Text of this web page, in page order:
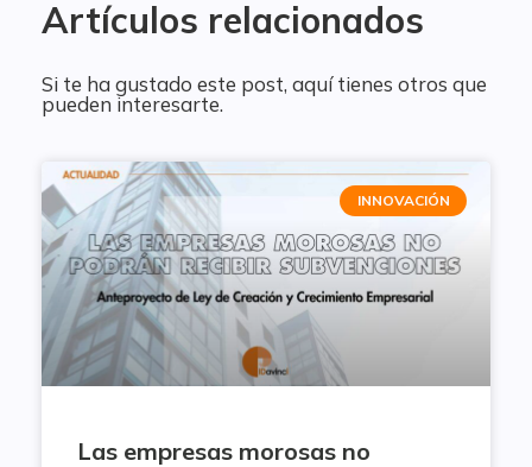
Artículos relacionados
Si te ha gustado este post, aquí tienes otros que
pueden interesarte.
INNOVACIÓN
Las empresas morosas no